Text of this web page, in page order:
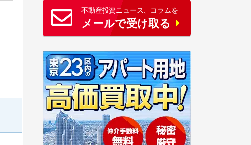
不動産投資ニュース、コラムを
メールで受け取る